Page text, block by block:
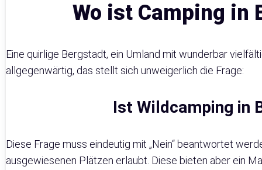
Wo ist Camping in
Eine quirlige Bergstadt, ein Umland mit wunderbar
allgegenwärtig, das stellt sich unweigerlich die Frage:
Ist Wildcamping in
Diese Frage muss eindeutig mit „Nein“ beantwortet
ausgewiesenen Plätzen erlaubt. Diese bieten aber ein